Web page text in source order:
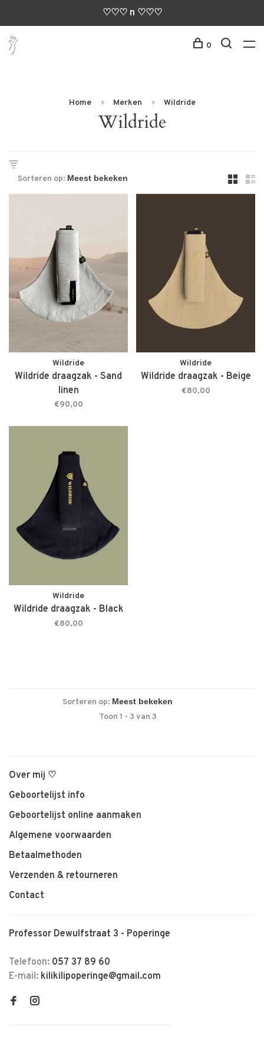
♡♡♡ n ♡♡♡
0
Home Merken Wildride
Wildride
Sorteren op:
Wildride
Wildride draagzak - Sand
linen
€90,00
Wildride
Wildride draagzak - Beige
€80,00
Wildride
Wildride draagzak - Black
€80,00
Sorteren op:
Toon 1 - 3 van 3
Over mij ♡
Geboortelijst info
Geboortelijst online aanmaken
Algemene voorwaarden
Betaalmethoden
Verzenden & retourneren
Contact
Professor Dewulfstraat 3 - Poperinge
Telefoon: 057 37 89 60
E-mail: kilikilipoperinge@gmail.com